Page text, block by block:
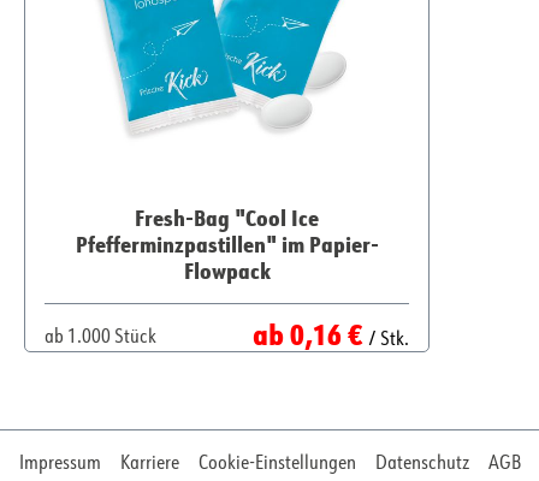
Fresh-Bag "Cool Ice
Pfefferminzpastillen" im Papier-
Flowpack
ab 1.000 Stück Regulärer Preis:
ab0,16 € / Stk.
Impressum Karriere Cookie-Einstellungen Datenschutz AGB